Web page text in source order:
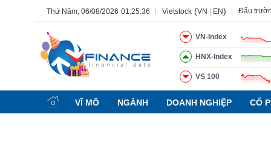
Thứ Năm, 06/08/2026 01:25:37 Vietstock (VN EN) Đấu
VN-Index
HNX-Index
VS 100
VĨ MÔ NGÀNH DOANH NGHIỆP CỔ
Tính năng Ngành Mã chứng khoán Lãnh